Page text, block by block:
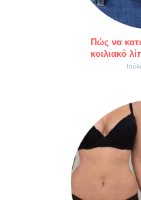
Πώς να
κοιλιακό